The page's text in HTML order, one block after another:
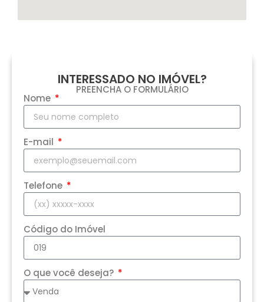
INTERESSADO NO IMÓVEL?
PREENCHA O FORMULÁRIO
Nome
E-mail
Telefone
Código do Imóvel
O que você deseja?